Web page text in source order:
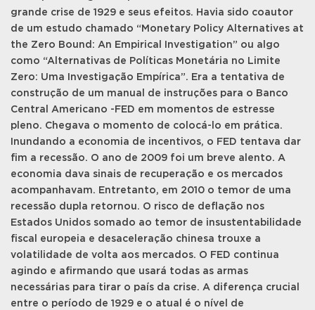
grande crise de 1929 e seus efeitos. Havia sido coautor
de um estudo chamado “Monetary Policy Alternatives at
the Zero Bound: An Empirical Investigation” ou algo
como “Alternativas de Políticas Monetária no Limite
Zero: Uma Investigação Empírica”. Era a tentativa de
construção de um manual de instruções para o Banco
Central Americano -FED em momentos de estresse
pleno. Chegava o momento de colocá-lo em prática.
Inundando a economia de incentivos, o FED tentava dar
fim a recessão. O ano de 2009 foi um breve alento. A
economia dava sinais de recuperação e os mercados
acompanhavam. Entretanto, em 2010 o temor de uma
recessão dupla retornou. O risco de deflação nos
Estados Unidos somado ao temor de insustentabilidade
fiscal europeia e desaceleração chinesa trouxe a
volatilidade de volta aos mercados. O FED continua
agindo e afirmando que usará todas as armas
necessárias para tirar o país da crise. A diferença crucial
entre o período de 1929 e o atual é o nível de